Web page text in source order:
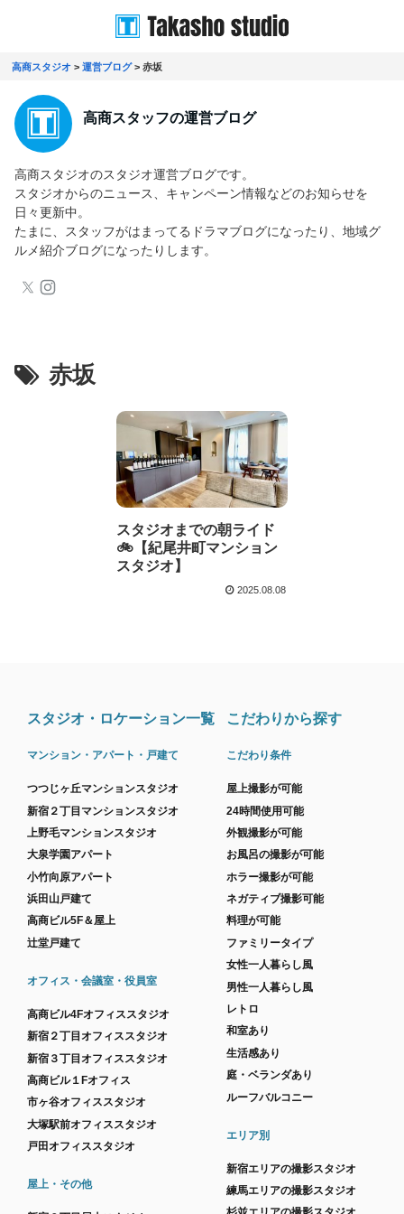
高商スタジオ >運営ブログ>赤坂
赤坂
スタジオまでの朝ライド
🚲️【紀尾井町マンション
スタジオ】
2025.08.08
高商スタッフの運営ブログ
高商スタジオのスタジオ運営ブログです。
スタジオからのニュース、キャンペーン情報などのお知らせを
日々更新中。
たまに、スタッフがはまってるドラマブログになったり、地域グ
ルメ紹介ブログになったりします。
スタジオ・ロケーション一覧
マンション・アパート・戸建て
つつじヶ丘マンションスタジオ
新宿２丁目マンションスタジオ
上野毛マンションスタジオ
大泉学園アパート
小竹向原アパート
浜田山戸建て
高商ビル5F＆屋上
辻堂戸建て
オフィス・会議室・役員室
高商ビル4Fオフィススタジオ
新宿２丁目オフィススタジオ
新宿３丁目オフィススタジオ
高商ビル１Fオフィス
市ヶ谷オフィススタジオ
大塚駅前オフィススタジオ
戸田オフィススタジオ
屋上・その他
こだわりから探す
こだわり条件
屋上撮影が可能
24時間使用可能
外観撮影が可能
お風呂の撮影が可能
ホラー撮影が可能
ネガティブ撮影可能
料理が可能
ファミリータイプ
女性一人暮らし風
男性一人暮らし風
レトロ
和室あり
生活感あり
庭・ベランダあり
ルーフバルコニー
エリア別
新宿エリアの撮影スタジオ
練馬エリアの撮影スタジオ